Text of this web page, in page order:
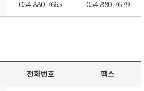
054-880-7665 054-880-7679
전화번호 팩스